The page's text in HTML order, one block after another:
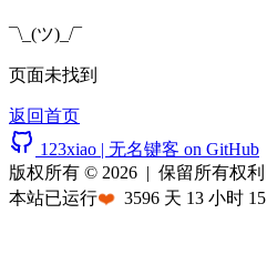
¯\_(ツ)_/¯
页面未找到
返回首页
123xiao | 无名键客 on GitHub
版权所有 © 2026 | 保留所有权利
本站已运行❤️ 3596 天 13 小时 15